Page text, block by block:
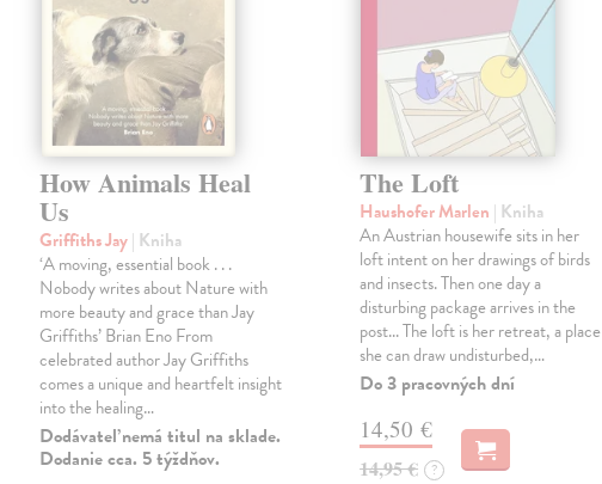
How Animals Heal
Us
Griffiths Jay| Kniha
‘A moving, essential book . . .
Nobody writes about Nature with
more beauty and grace than Jay
Griffiths’ Brian Eno From
celebrated author Jay Griffiths
comes a unique and heartfelt insight
into the healing…
Dodávateľ nemá titul na sklade.
Dodanie cca. 5 týždňov.
The Loft
Haushofer Marlen | Kniha
An Austrian housewife sits in her
loft intent on her drawings of birds
and insects. Then one day a
disturbing package arrives in the
post... The loft is her retreat, a place
she can draw undisturbed,…
Do 3 pracovných dní
14,50 €
14,95 € ?